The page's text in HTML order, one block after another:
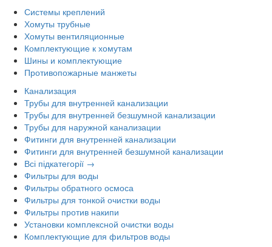
Системы креплений
Хомуты трубные
Хомуты вентиляционные
Комплектующие к хомутам
Шины и комплектующие
Противопожарные манжеты
Канализация
Трубы для внутренней канализации
Трубы для внутренней безшумной канализации
Трубы для наружной канализации
Фитинги для внутренней канализации
Фитинги для внутренней безшумной канализации
Всі підкатегорії →
Фильтры для воды
Фильтры обратного осмоса
Фильтры для тонкой очистки воды
Фильтры против накипи
Установки комплексной очистки воды
Комплектующие для фильтров воды